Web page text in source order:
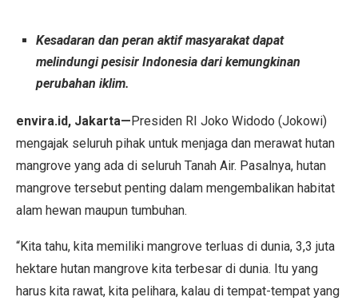
Kesadaran dan peran aktif masyarakat dapat
melindungi pesisir Indonesia dari kemungkinan
perubahan iklim.
envira.id, Jakarta—Presiden RI Joko Widodo (Jokowi)
mengajak seluruh pihak untuk menjaga dan merawat hutan
mangrove yang ada di seluruh Tanah Air. Pasalnya, hutan
mangrove tersebut penting dalam mengembalikan habitat
alam hewan maupun tumbuhan.
“Kita tahu, kita memiliki mangrove terluas di dunia, 3,3 juta
hektare hutan mangrove kita terbesar di dunia. Itu yang
harus kita rawat, kita pelihara, kalau di tempat-tempat yang